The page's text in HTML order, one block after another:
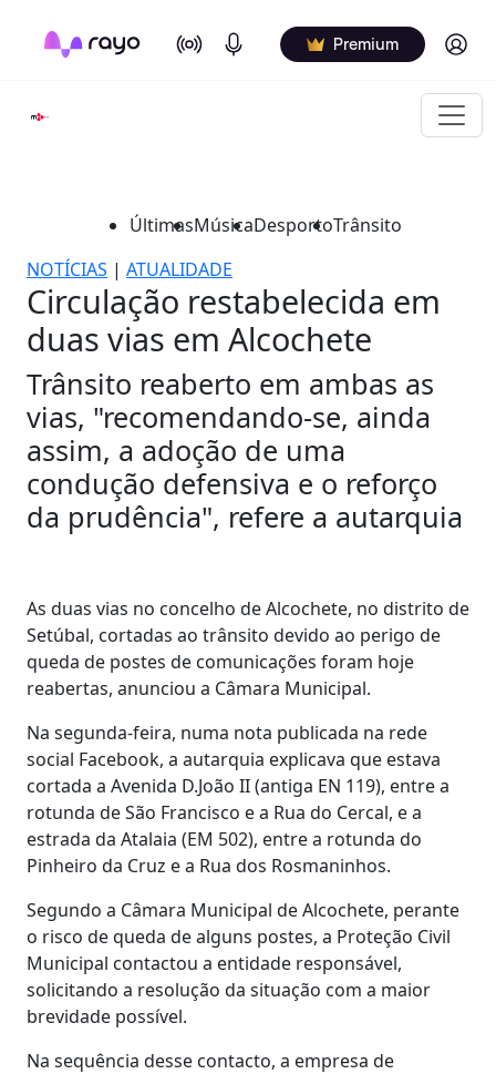
On Air Podcasts Premium Log in
ÚltimasMúsicaDesportoTrânsito
NOTÍCIAS | ATUALIDADE
Circulação restabelecida em
duas vias em Alcochete
Trânsito reaberto em ambas as
vias, "recomendando-se, ainda
assim, a adoção de uma
condução defensiva e o reforço
da prudência", refere a autarquia
As duas vias no concelho de Alcochete, no distrito de
Setúbal, cortadas ao trânsito devido ao perigo de
queda de postes de comunicações foram hoje
reabertas, anunciou a Câmara Municipal.
Na segunda-feira, numa nota publicada na rede
social Facebook, a autarquia explicava que estava
cortada a Avenida D.João II (antiga EN 119), entre a
rotunda de São Francisco e a Rua do Cercal, e a
estrada da Atalaia (EM 502), entre a rotunda do
Pinheiro da Cruz e a Rua dos Rosmaninhos.
Segundo a Câmara Municipal de Alcochete, perante
o risco de queda de alguns postes, a Proteção Civil
Municipal contactou a entidade responsável,
solicitando a resolução da situação com a maior
brevidade possível.
Na sequência desse contacto, a empresa de